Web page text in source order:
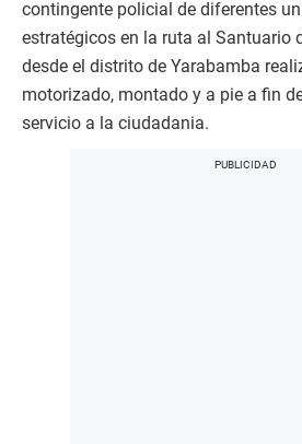
contingente policial de diferentes
estratégicos en la ruta al Santuario
desde el distrito de Yarabamba
motorizado, montado y a pie a fin
servicio a la ciudadania.